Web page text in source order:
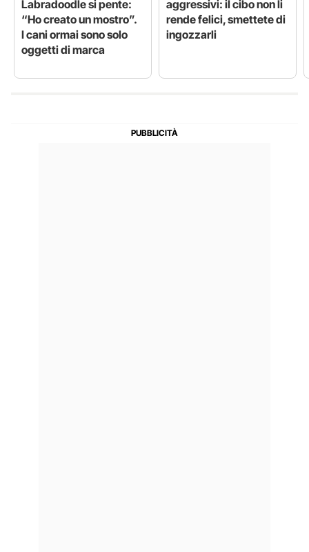
Labradoodle si pente:
“Ho creato un mostro”.
I cani ormai sono solo
oggetti di marca
aggressivi: il cibo non li
rende felici, smettete di
ingozzarli